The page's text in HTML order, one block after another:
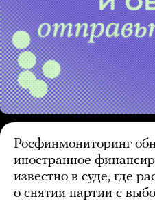
Росфинмониторинг
иностранное
известно в суде, где
о снятии партии с